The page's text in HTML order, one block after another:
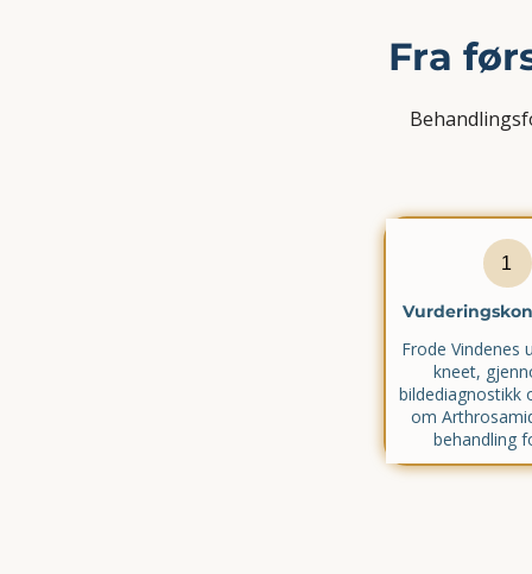
Fra
1
Frode Vindenes
kneet,
bildediagnostikk
om
behandling